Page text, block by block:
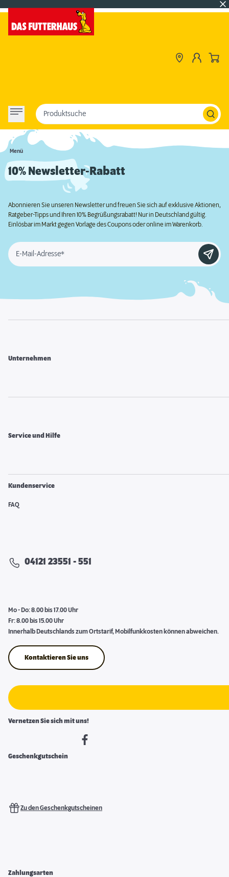
Menü
Produktsuche
10% Newsletter-Rabatt
Abonnieren Sie unseren Newsletter und freuen Sie sich auf exklusive Aktionen,
Ratgeber-Tipps und Ihren 10% Begrüßungsrabatt! Nur in Deutschland gültig.
Einlösbar im Markt gegen Vorlage des Coupons oder online im Warenkorb.
E-Mail-Adresse*
Unternehmen
Service und Hilfe
Kundenservice
FAQ
04121 23551 - 551
Mo - Do: 8.00 bis 17.00 Uhr
Fr: 8.00 bis 15.00 Uhr
Innerhalb Deutschlands zum Ortstarif, Mobilfunkkosten können abweichen.
Kontaktieren Sie uns
Vernetzen Sie sich mit uns!
Geschenkgutschein
Zu den Geschenkgutscheinen
Zahlungsarten